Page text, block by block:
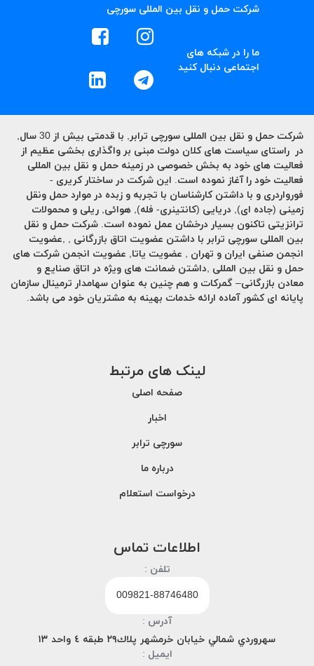
شرکت حمل و نقل بین المللی سورچی
ما را در شبکه های
اجتماعی دنبال کنید
شرکت حمل و نقل بین المللی سورچی ترابر
, با قدمتی بیش از 30 سال,
در راستای سیاست های کلان دولت مبنی بر واگذاری بخشی عظیم از
فعالیت های خود به بخش خصوصی در زمینه حمل و نقل بین المللی
فعالیت خود را آغاز نموده است. این شرکت در ساختار کریری -
فورواردری و با داشتن کارشناسان با تجربه و زبده در موارد حمل ونقل
زمینی (جاده ای), دریایی (کانتینری- فله), هوائی, ریلی و محمولات
ترانزیتی تاکنون بسیار درخشان عمل نموده است. شرکت حمل و نقل
بین المللی سورچی ترابر با داشتن عضویت اتاق بازرگانی , ,عضویت
انجمن صنفی ایران و تهران , عضویت یاتا, عضویت انجمن شرکت های
حمل و نقل بین المللی ,داشتن ضمانت های ویژه در اتاق صنایع و
معادن بازرگانی– گمرکات و هم چنین به عنوان سهامدار ترمینال سازمان
پایانه ای کشور آماده ارائه خدمات بهینه به مشتریان خود می باشد.
لینک های مرتبط
صفحه اصلی
اخبار
سورچی ترابر
درباره ما
درخواست استعلام
اطلاعات تماس
تلفن :
009821-88746480
آدرس :
سهروردي شمالي خيابان خرمشهر پلاك٢٩ طبقه ٤ واحد ١٣
ایمیل :